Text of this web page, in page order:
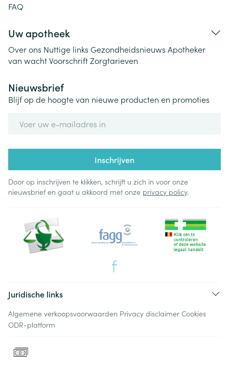
FAQ
Uw apotheek
Over ons Nuttige links Gezondheidsnieuws Apotheker
van wachtVoorschriftZorgtarieven
Nieuwsbrief
Blijf op de hoogte van nieuwe producten en promoties
Inschrijven
Door op inschrijven te klikken, schrijft u zich in voor onze
nieuwsbrief en gaat u akkoord met onze privacy policy.
Juridische links
Algemene verkoopsvoorwaarden Privacy disclaimer Cookies
ODR-platform